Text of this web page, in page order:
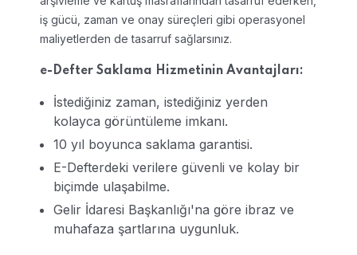
iş gücü, zaman ve onay süreçleri gibi operasyonel
maliyetlerden de tasarruf sağlarsınız.
e-Defter Saklama Hizmetinin Avantajları:
İstediğiniz zaman, istediğiniz yerden
kolayca görüntüleme imkanı.
10 yıl boyunca saklama garantisi.
E-Defterdeki verilere güvenli ve kolay bir
biçimde ulaşabilme.
Gelir İdaresi Başkanlığı'na göre ibraz ve
muhafaza şartlarına uygunluk.